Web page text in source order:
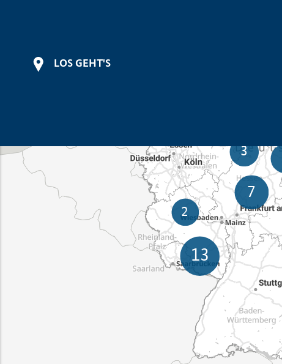
LOS GEHT'S